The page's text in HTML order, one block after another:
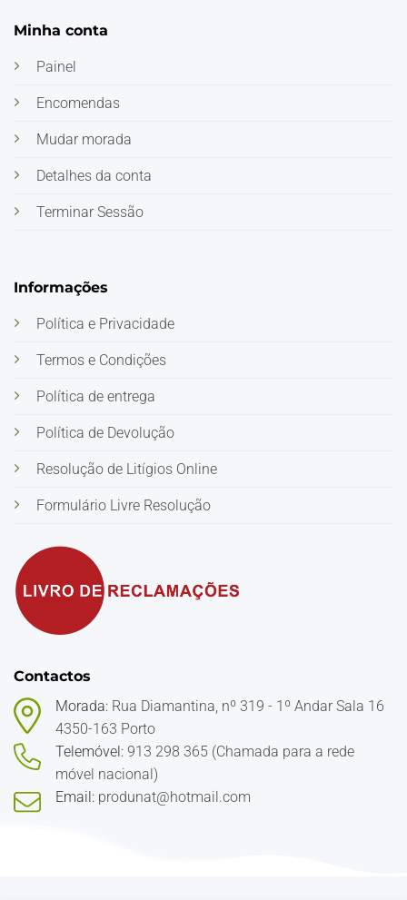
Minha conta
Painel
Encomendas
Mudar morada
Detalhes da conta
Terminar Sessão
Informações
Política e Privacidade
Termos e Condições
Política de entrega
Política de Devolução
Resolução de Litígios Online
Formulário Livre Resolução
Contactos
Morada: Rua Diamantina, nº 319 - 1º Andar Sala 16
4350-163 Porto
Telemóvel: 913 298 365 (Chamada para a rede
móvel nacional)
Email: produnat@hotmail.com